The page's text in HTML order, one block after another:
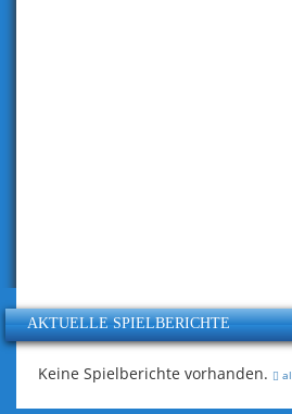
AKTUELLE SPIELBERICHTE
Keine Spielberichte vorhanden.